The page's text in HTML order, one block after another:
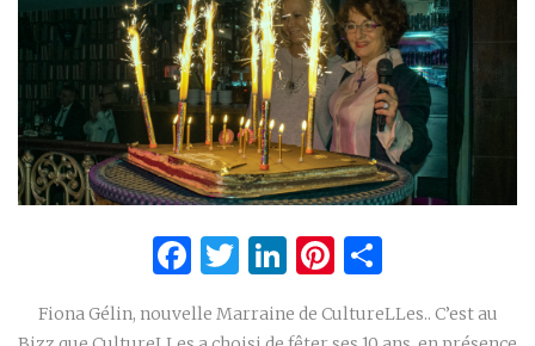
Facebook
Twitter
LinkedIn
Pinterest
Fiona Gélin, nouvelle Marraine de CultureLLes.. C’est au